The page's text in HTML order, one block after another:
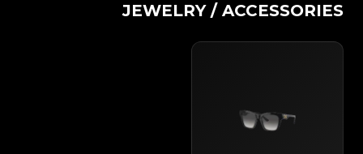
JEWELRY / ACCESSORIES